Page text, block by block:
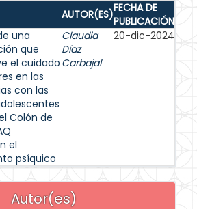
AUTOR(ES)FECHA DE
PUBLICACIÓN
una
que
el cuidado
en las
con las
Colón de
el
psíquico
Claudia
Díaz
Carbajal
20-dic-2024
Autor(es)